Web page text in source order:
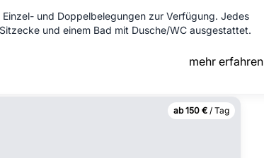
und Doppelbelegungen zur Verfügung. Jedes
und einem Bad mit Dusche/WC ausgestattet.
mehr erfahren
ab 150 € / Tag